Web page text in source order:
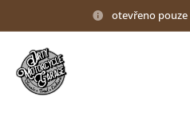
otevřeno